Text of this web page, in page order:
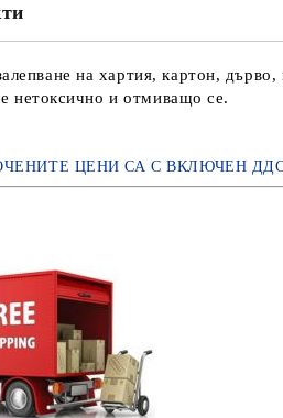
на хартия, картон, дърво,
нетоксично и отмиващо се.
ЦЕНИ СА С ВКЛЮЧЕН